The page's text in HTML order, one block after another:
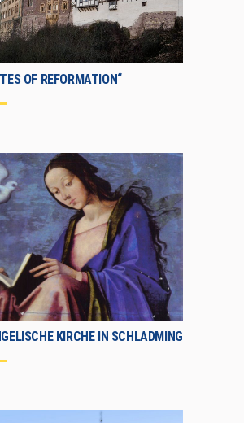
OF REFORMATION“
KIRCHE IN SCHLADMING